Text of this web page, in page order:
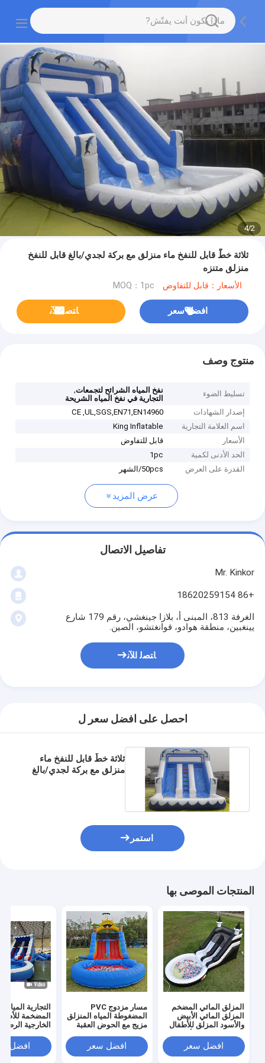
2
/
4
ثلاثة خطّ قابل للنفخ ماء منزلق مع بركة لجدي/بالغ قابل للنفخ
منزلق متنزه
الأسعار：قابل للتفاوض MOQ：1pc
افضل سعر ﺎﺘﺼﻟ ﺍﻶﻧ
منتوج وصف
تسليط الضوء نفخ المياه الشرائح لتجمعات,
التجارية في نفخ المياه الشريحة
إصدار الشهادات
CE ,UL,SGS,EN71,EN14960
اسم العلامة التجارية
King Inflatable
الأسعار
قابل للتفاوض
الحد الأدنى لكمية
1pc
القدرة على العرض
50pcs/الشهر
عرض المزيد
تفاصيل الاتصال
Mr. Kinkor
+86 18620259154
الغرفة 813، المبنى أ، بلازا جينغشي، رقم 179 شارع
يينغبين، منطقة هوادو، قوانغتشو، الصين.
ﺎﺘﺼﻟ ﺍﻶﻧ
احصل على افضل سعر ل
ثلاثة خطّ قابل للنفخ ماء
منزلق مع بركة لجدي/بالغ
استمر
المنتجات الموصى بها
المزلق المائي المضخم
المزلق المائي الأبيض
والأسود المزلق للأطفال
افضل سعر
مسار مزدوج PVC
المضغوطة المياه المنزلق
مزيج مع الحوض العقبة
المضغوطةافضل سعر
التجارية المياه
المضخمة
الخارجية
المنزلقات مع
سباحة الماء
افضل